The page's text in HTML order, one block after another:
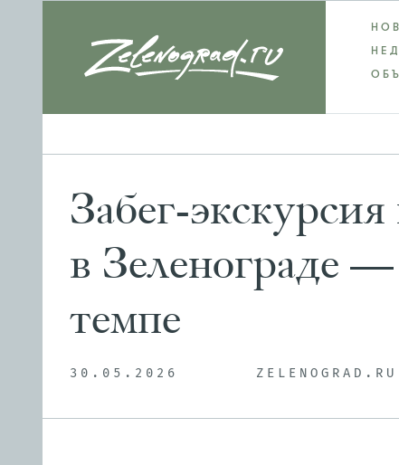
Забег-
в Зеленограде
темпе
30.05.2026 ZELENOGRAD.RU